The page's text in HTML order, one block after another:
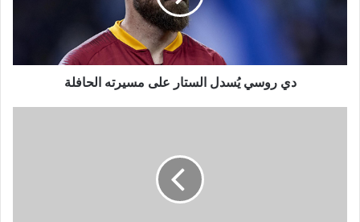
دي روسي يُسدل الستار على مسيرته الحافلة